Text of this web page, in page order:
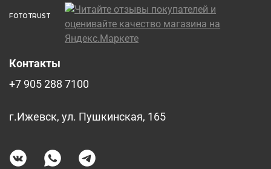
FOTOTRUST
Контакты
+7 905 288 7100
г.Ижевск, ул. Пушкинская, 165